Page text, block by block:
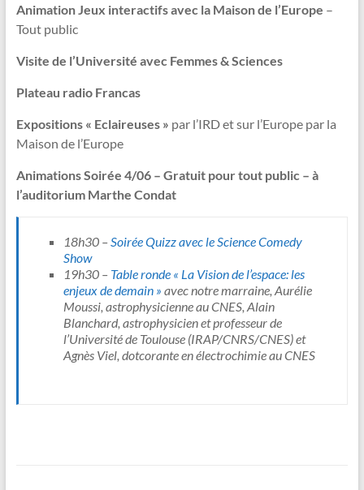
Animation Jeux interactifs avec la Maison de l’Europe –
Tout public
Visite de l’Université avec Femmes & Sciences
Plateau radio Francas
Expositions « Eclaireuses » par l’IRD et sur l’Europe par la
Maison de l’Europe
Animations Soirée 4/06 – Gratuit pour tout public – à
l’auditorium Marthe Condat
18h30 –Soirée Quizz avec le Science Comedy
Show
19h30 – Table ronde « La Vision de l’espace: les
enjeux de demain » avec notre marraine, Aurélie
Moussi, astrophysicienne au CNES, Alain
Blanchard, astrophysicien et professeur de
l’Université de Toulouse (IRAP/CNRS/CNES) et
Agnès Viel, dotcorante en électrochimie au CNES